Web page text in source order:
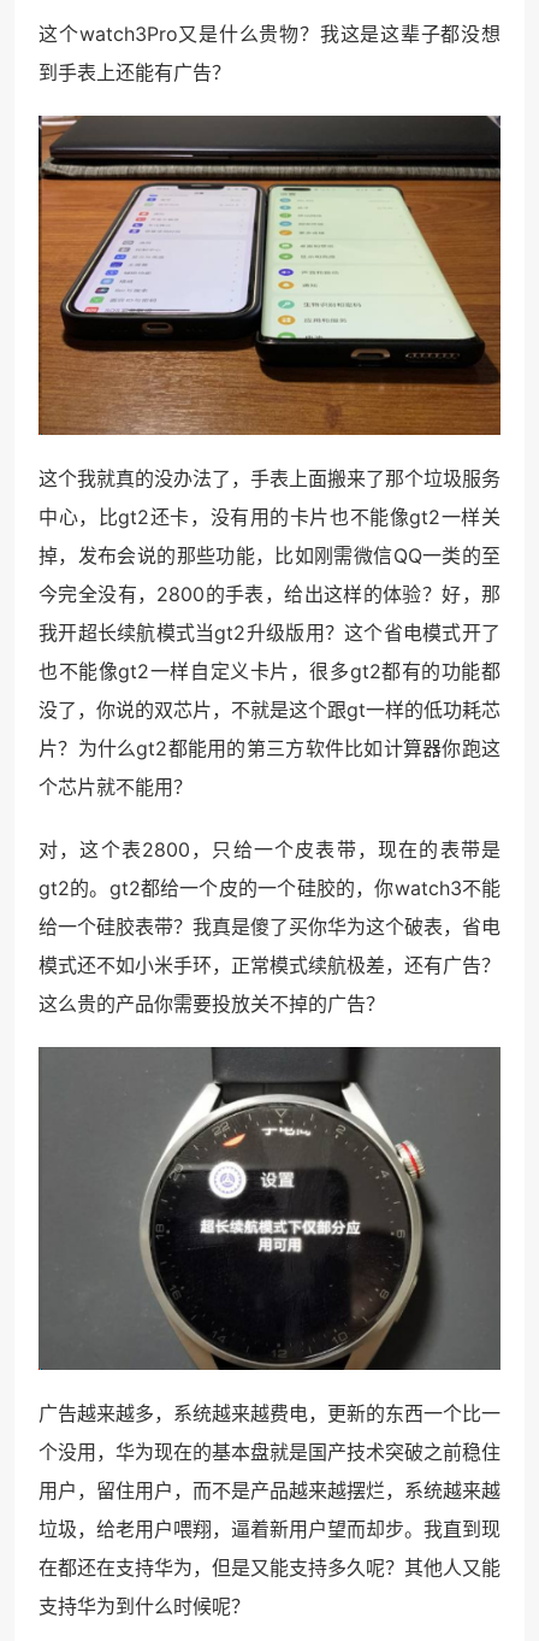
这个watch3Pro又是什么贵物？我这是这辈子都没想
到手表上还能有广告？
这个我就真的没办法了，手表上面搬来了那个垃圾服务
中心，比gt2还卡，没有用的卡片也不能像gt2一样关
掉，发布会说的那些功能，比如刚需微信QQ一类的至
今完全没有，2800的手表，给出这样的体验？好，那
我开超长续航模式当gt2升级版用？这个省电模式开了
也不能像gt2一样自定义卡片，很多gt2都有的功能都
没了，你说的双芯片，不就是这个跟gt一样的低功耗芯
片？为什么gt2都能用的第三方软件比如计算器你跑这
个芯片就不能用？
对，这个表2800，只给一个皮表带，现在的表带是
gt2的。gt2都给一个皮的一个硅胶的，你watch3不能
给一个硅胶表带？我真是傻了买你华为这个破表，省电
模式还不如小米手环，正常模式续航极差，还有广告？
这么贵的产品你需要投放关不掉的广告？
广告越来越多，系统越来越费电，更新的东西一个比一
个没用，华为现在的基本盘就是国产技术突破之前稳住
用户，留住用户，而不是产品越来越摆烂，系统越来越
垃圾，给老用户喂翔，逼着新用户望而却步。我直到现
在都还在支持华为，但是又能支持多久呢？其他人又能
支持华为到什么时候呢？